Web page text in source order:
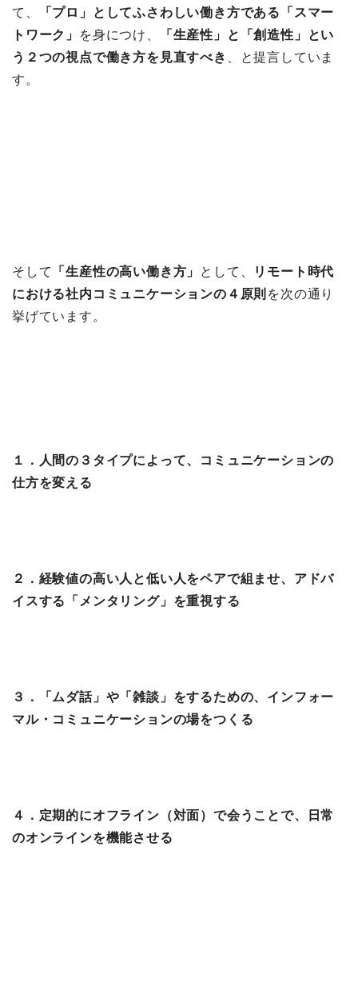
て、
「プロ」としてふさわしい働き方である「スマー
トワーク」
を身につけ、
「生産性」と「創造性」とい
う２つの視点で働き方を見直すべき
、と提言していま
す。
そして 「生産性の高い働き方」 として、
リモート時代
における社内コミュニケーションの４原則 を次の通り
挙げています。
１．人間の３タイプによって、コミュニケーションの
仕方を変える
２．経験値の高い人と低い人をペアで組ませ、アドバ
イスする「メンタリング」を重視する
３．「ムダ話」や「雑談」をするための、インフォー
マル・コミュニケーションの場をつくる
４．定期的にオフライン（対面）で会うことで、日常
のオンラインを機能させる